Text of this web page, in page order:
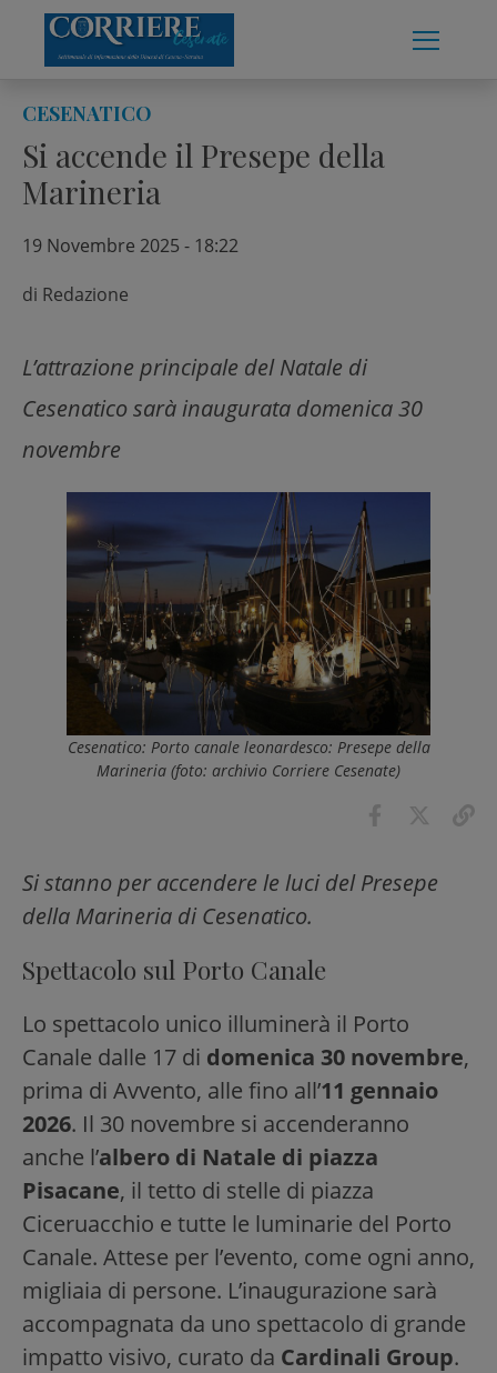
content
CESENATICO
Si accende il Presepe della
Marineria
19 Novembre 2025 - 18:22
di Redazione
L’attrazione principale del Natale di
Cesenatico sarà inaugurata domenica 30
novembre
Cesenatico: Porto canale leonardesco: Presepe della
Marineria (foto: archivio Corriere Cesenate)
Si stanno per accendere le luci del Presepe
della Marineria di Cesenatico.
Spettacolo sul Porto Canale
Lo spettacolo unico illuminerà il Porto
Canale dalle 17 di domenica 30 novembre,
prima di Avvento, alle fino all’11 gennaio
2026. Il 30 novembre si accenderanno
anche l’albero di Natale di piazza
Pisacane, il tetto di stelle di piazza
Ciceruacchio e tutte le luminarie del Porto
Canale. Attese per l’evento, come ogni anno,
migliaia di persone. L’inaugurazione sarà
accompagnata da uno spettacolo di grande
impatto visivo, curato da Cardinali Group.